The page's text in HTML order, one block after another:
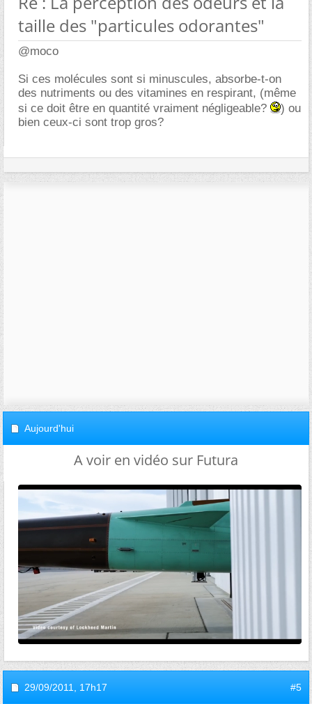
taille des "particules odorantes"
@moco
Si ces molécules sont si minuscules, absorbe-t-on
des nutriments ou des vitamines en respirant, (même
si ce doit être en quantité vraiment négligeable?
) ou
bien ceux-ci sont trop gros?
Aujourd'hui
A voir en vidéo sur Futura
29/09/2011, 17h17 #5